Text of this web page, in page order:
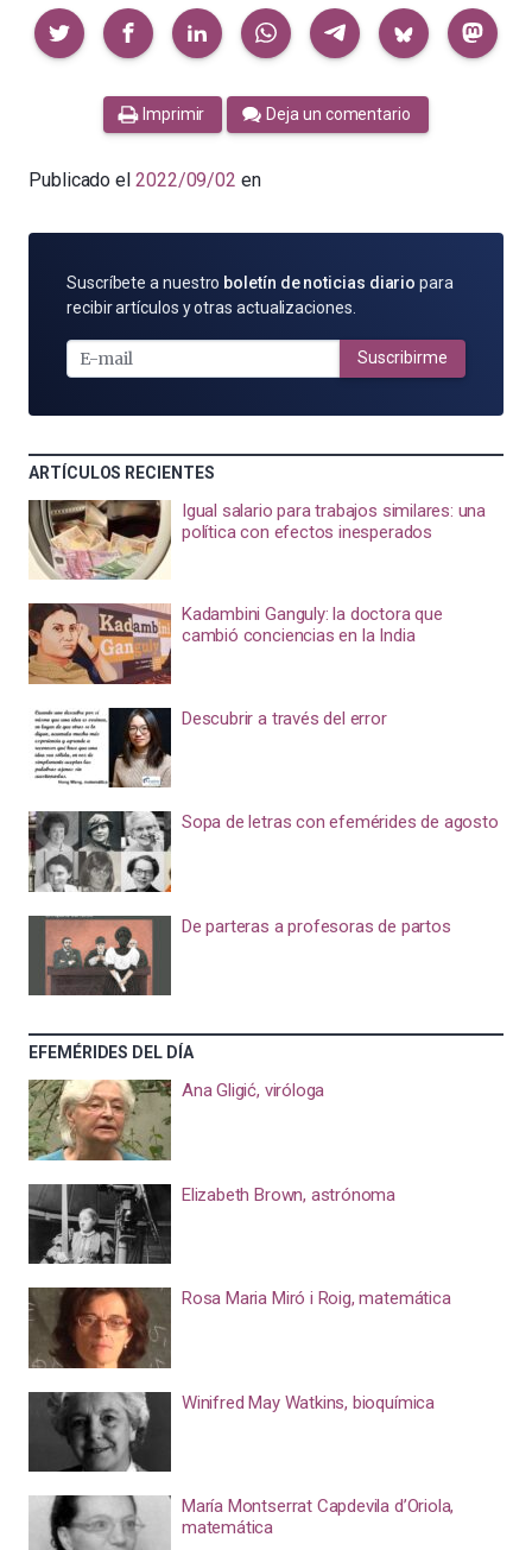
Compartir
Imprimir Deja un comentario
Publicado el 2022/09/02 en
SUSCRÍBETE
POR
MAIL
Suscríbete a nuestro boletín de noticias diario para
recibir artículos y otras actualizaciones.
Suscribirme
ARTÍCULOS RECIENTES
Igual salario para trabajos similares: una
política con efectos inesperados
Kadambini Ganguly: la doctora que
cambió conciencias en la India
Descubrir a través del error
Sopa de letras con efemérides de agosto
De parteras a profesoras de partos
EFEMÉRIDES DEL DÍA
Ana Gligić, viróloga
Elizabeth Brown, astrónoma
Rosa Maria Miró i Roig, matemática
Winifred May Watkins, bioquímica
María Montserrat Capdevila d’Oriola,
matemática